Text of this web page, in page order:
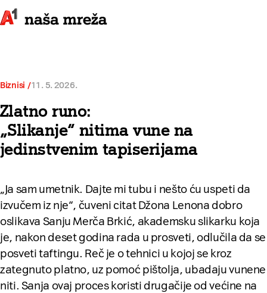
Biznisi 11. 5. 2026.
Zlatno runo:
„Slikanje“ nitima vune na
jedinstvenim tapiserijama
„Ja sam umetnik. Dajte mi tubu i nešto ću uspeti da
izvučem iz nje“, čuveni citat Džona Lenona dobro
oslikava Sanju Merča Brkić, akademsku slikarku koja
je, nakon deset godina rada u prosveti, odlučila da se
posveti taftingu. Reč je o tehnici u kojoj se kroz
zategnuto platno, uz pomoć pištolja, ubadaju vunene
niti. Sanja ovaj proces koristi drugačije od većine na